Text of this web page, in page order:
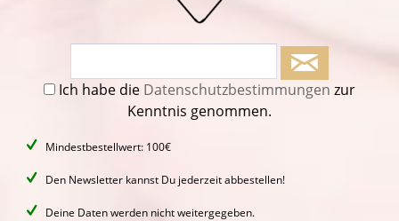
Ich habe die Datenschutzbestimmungen zur
Kenntnis genommen.
Mindestbestellwert: 100€
Den Newsletter kannst Du jederzeit abbestellen!
Deine Daten werden nicht weitergegeben.